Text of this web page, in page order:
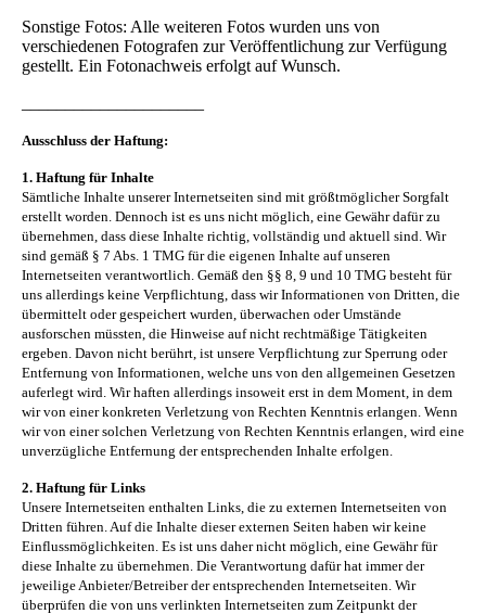
Sonstige Fotos: Alle weiteren Fotos wurden uns von
verschiedenen Fotografen zur Veröffentlichung zur Verfügung
gestellt. Ein Fotonachweis erfolgt auf Wunsch.
Ausschluss der Haftung:
1. Haftung für Inhalte
Sämtliche Inhalte unserer Internetseiten sind mit größtmöglicher Sorgfalt
erstellt worden. Dennoch ist es uns nicht möglich, eine Gewähr dafür zu
übernehmen, dass diese Inhalte richtig, vollständig und aktuell sind. Wir
sind gemäß § 7 Abs. 1 TMG für die eigenen Inhalte auf unseren
Internetseiten verantwortlich. Gemäß den §§ 8, 9 und 10 TMG besteht für
uns allerdings keine Verpflichtung, dass wir Informationen von Dritten, die
übermittelt oder gespeichert wurden, überwachen oder Umstände
ausforschen müssten, die Hinweise auf nicht rechtmäßige Tätigkeiten
ergeben. Davon nicht berührt, ist unsere Verpflichtung zur Sperrung oder
Entfernung von Informationen, welche uns von den allgemeinen Gesetzen
auferlegt wird. Wir haften allerdings insoweit erst in dem Moment, in dem
wir von einer konkreten Verletzung von Rechten Kenntnis erlangen. Wenn
wir von einer solchen Verletzung von Rechten Kenntnis erlangen, wird eine
unverzügliche Entfernung der entsprechenden Inhalte erfolgen.
2. Haftung für Links
Unsere Internetseiten enthalten Links, die zu externen Internetseiten von
Dritten führen. Auf die Inhalte dieser externen Seiten haben wir keine
Einflussmöglichkeiten. Es ist uns daher nicht möglich, eine Gewähr für
diese Inhalte zu übernehmen. Die Verantwortung dafür hat immer der
jeweilige Anbieter/Betreiber der entsprechenden Internetseiten. Wir
überprüfen die von uns verlinkten Internetseiten zum Zeitpunkt der